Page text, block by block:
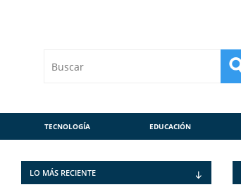
TECNOLOGÍA EDUCACIÓN
LO MÁS RECIENTE